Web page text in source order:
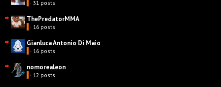
· 31 posts
ThePredatorMMA
· 16 posts
Gianluca Antonio Di Maio
· 16 posts
nomorealeon
· 12 posts